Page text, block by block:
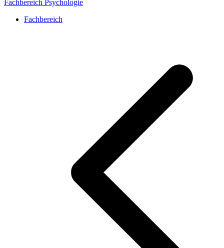
Fachbereich Psychologie
Fachbereich